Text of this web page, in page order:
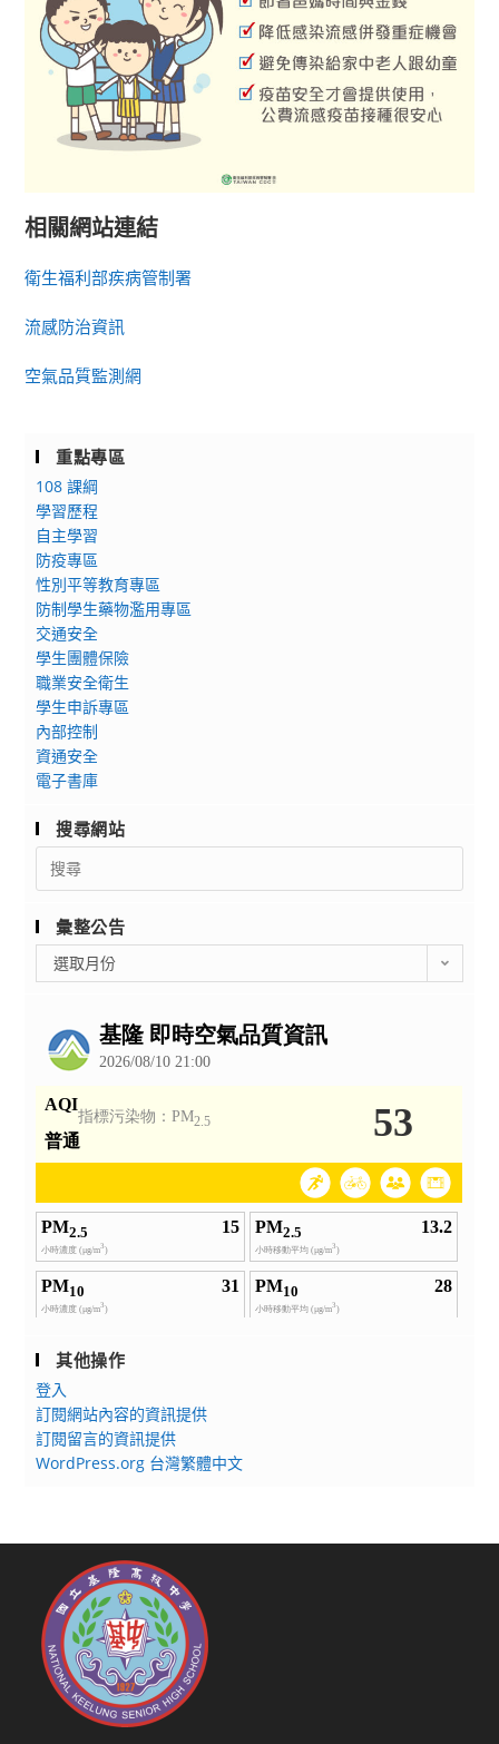
相關網站連結
衛生福利部疾病管制署
流感防治資訊
空氣品質監測網
重點專區
108 課綱
學習歷程
自主學習
防疫專區
性別平等教育專區
防制學生藥物濫用專區
交通安全
學生團體保險
職業安全衛生
學生申訴專區
內部控制
資通安全
電子書庫
搜尋網站
Search
for:
彙整公告
整
選取月份
其他操作
登入
訂閱網站內容的資訊提供
訂閱留言的資訊提供
WordPress.org 台灣繁體中文